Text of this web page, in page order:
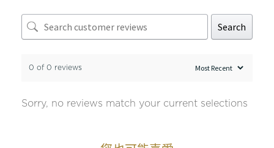
Search
0 of 0 reviews
Sorry, no reviews match your current selections